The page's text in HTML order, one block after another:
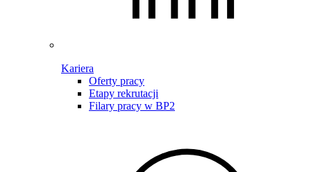
Kariera
Oferty pracy
Etapy rekrutacji
Filary pracy w BP2